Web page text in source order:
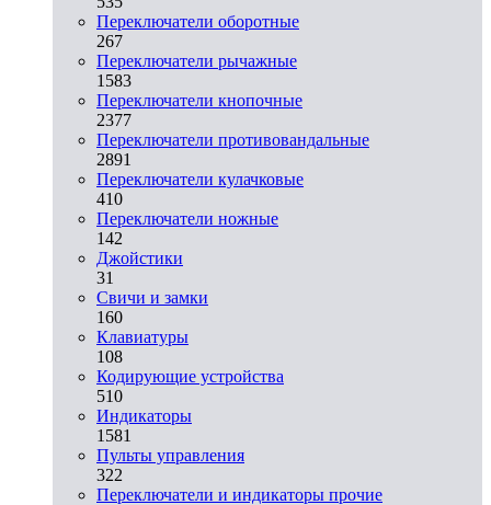
Переключатели оборотные
267
Переключатели рычажные
1583
Переключатели кнопочные
2377
Переключатели противовандальные
2891
Переключатели кулачковые
410
Переключатели ножные
142
Джойстики
31
Свичи и замки
160
Клавиатуры
108
Кодирующие устройства
510
Индикаторы
1581
Пульты управления
322
Переключатели и индикаторы прочие